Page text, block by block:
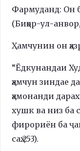
Фармуданд: Он
(Биҳор-ул-анвор,
Ҳамчунин он
“Ёдкунандаи
ҳамчун зиндае
ҳамонанди
хушк ва низ ба
фирориён ба
саҳ.253).